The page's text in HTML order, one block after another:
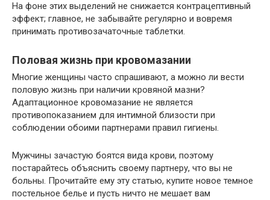
На фоне этих выделений не снижается контрацептивный
эффект; главное, не забывайте регулярно и вовремя
принимать противозачаточные таблетки.
Половая жизнь при кровомазании
Многие женщины часто спрашивают, а можно ли вести
половую жизнь при наличии кровяной мазни?
Адаптационное кровомазание не является
противопоказанием для интимной близости при
соблюдении обоими партнерами правил гигиены.
Мужчины зачастую боятся вида крови, поэтому
постарайтесь объяснить своему партнеру, что вы не
больны. Прочитайте ему эту статью, купите новое темное
постельное белье и пусть ничто не мешает вам